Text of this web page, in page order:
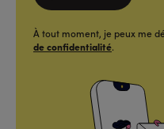
À tout moment, je peux me
de confidentialité.